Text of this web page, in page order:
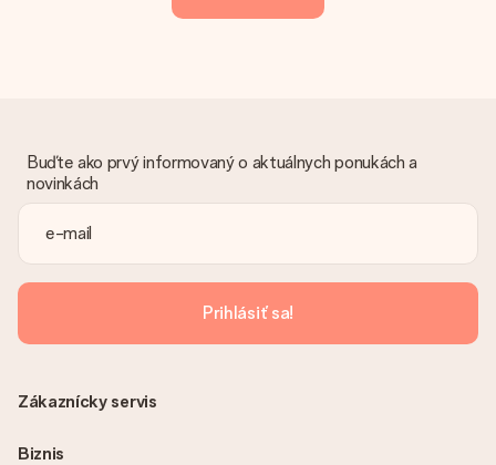
Buďte ako prvý informovaný o aktuálnych ponukách a
novinkách
Prihlásiť sa!
Zákaznícky servis
Biznis